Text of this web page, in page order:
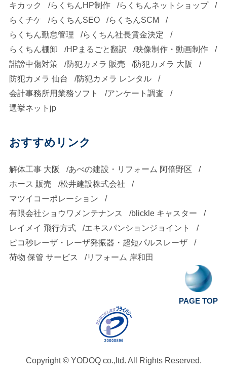
キカック らくちんHP制作
らくちんネットショップ
らくチケ
らくちんSEO
らくちんSCM
らくちん勤怠管理
らくちん社長賃金決定
らくちん棚卸
HPまるごと翻訳
映像制作・動画制作
誹謗中傷対策
防犯カメラ 販売
防犯カメラ 大阪
防犯カメラ 仙台
防犯カメラ レンタル
会計事務所用業務ソフト
アンケート調査
選挙ネットjp
おすすめリンク
解体工事 大阪
あべの建設・リフォーム 阿倍野区
ホース 販売
松井建設株式会社
マツイコーポレーション
有限会社ショウワメンテナンス
blickle キャスター
レイメイ 飛行方式
エキスパンションジョイント
ピコ秒レーザ・レーザ発振器・超短パルスレーザ
荷物 保管 サービス
リフォーム 岸和田
PAGE TOP
Copyright © YODOQ co.,ltd. All Rights Reserved.